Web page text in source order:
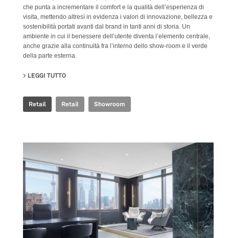
che punta a incrementare il comfort e la qualità dell’esperienza di
visita, mettendo altresì in evidenza i valori di innovazione, bellezza e
sostenibilità portati avanti dal brand in tanti anni di storia. Un
ambiente in cui il benessere dell’utente diventa l’elemento centrale,
anche grazie alla continuità fra l’interno dello show-room e il verde
della parte esterna.
LEGGI TUTTO
Retail Retail Showroom